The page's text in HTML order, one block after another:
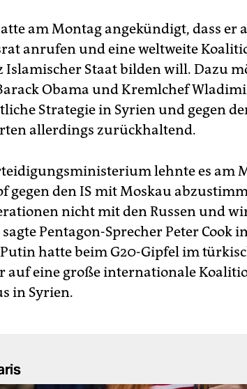
am Montag angekündigt, dass er
anrufen und eine weltweite
Staat bilden will. Dazu
Obama und Kremlchef
Strategie in Syrien und gegen
allerdings zurückhaltend.
lehnte es am
gegen den IS mit Moskau
nicht mit den Russen und
Pentagon-Sprecher Peter Cook
hatte beim G20-Gipfel im
auf eine große internationale
in Syrien.